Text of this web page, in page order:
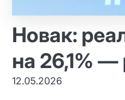
Новак:
на 26,1% —
12.05.2026